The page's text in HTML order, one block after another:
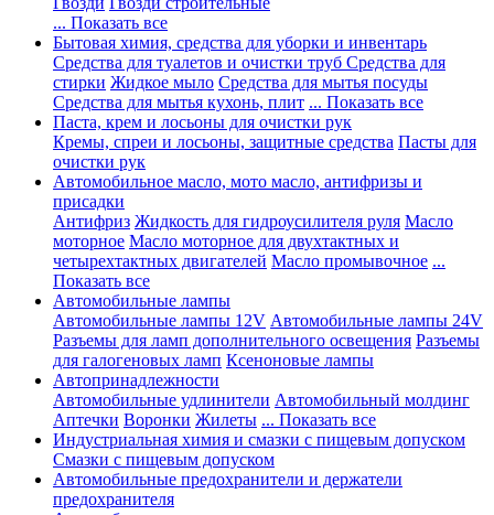
... Показать все
Бытовая химия, средства для уборки и инвентарь
Средства для туалетов и очистки труб Средства для
стирки Жидкое мыло Средства для мытья посуды
Средства для мытья кухонь, плит ... Показать все
Паста, крем и лосьоны для очистки рук
Кремы, спреи и лосьоны, защитные средства Пасты для
очистки рук
Автомобильное масло, мото масло, антифризы и
присадки
Антифриз Жидкость для гидроусилителя руля Масло
моторное Масло моторное для двухтактных и
четырехтактных двигателей Масло промывочное ...
Показать все
Автомобильные лампы
Автомобильные лампы 12V Автомобильные лампы 24V
Разъемы для ламп дополнительного освещения Разъемы
для галогеновых ламп Ксеноновые лампы
Автопринадлежности
Автомобильные удлинители Автомобильный молдинг
Аптечки Воронки Жилеты ... Показать все
Индустриальная химия и смазки с пищевым допуском
Смазки с пищевым допуском
Автомобильные предохранители и держатели
предохранителя